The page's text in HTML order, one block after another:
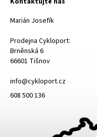
Marián Josefík
Prodejna Cykloport:
Brněnská 6
66601 Tišnov
info@cykloport.cz
608 500 136